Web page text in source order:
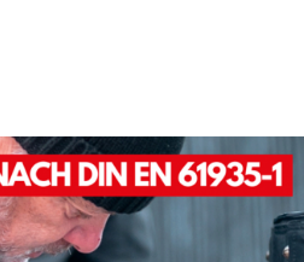
DIN EN 61935-1